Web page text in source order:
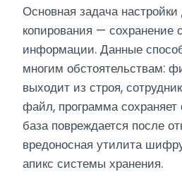
Основная задача
копирования — сохранение
информации. Данные
многим обстоятельствам:
выходит из строя,
файл, программа
база повреждается после
вредоносная утилита
апикс системы хранения.